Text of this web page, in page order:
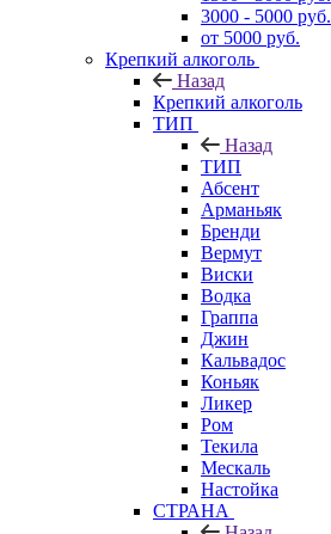
3000 - 5000 руб.
от 5000 руб.
Крепкий алкоголь
Назад
Крепкий алкоголь
ТИП
Назад
ТИП
Абсент
Арманьяк
Бренди
Вермут
Виски
Водка
Граппа
Джин
Кальвадос
Коньяк
Ликер
Ром
Текила
Мескаль
Настойка
СТРАНА